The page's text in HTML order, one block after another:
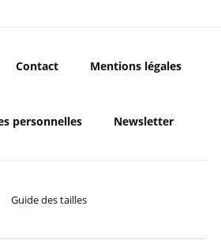
Contact Mentions légales
personnelles Newsletter
Guide des tailles